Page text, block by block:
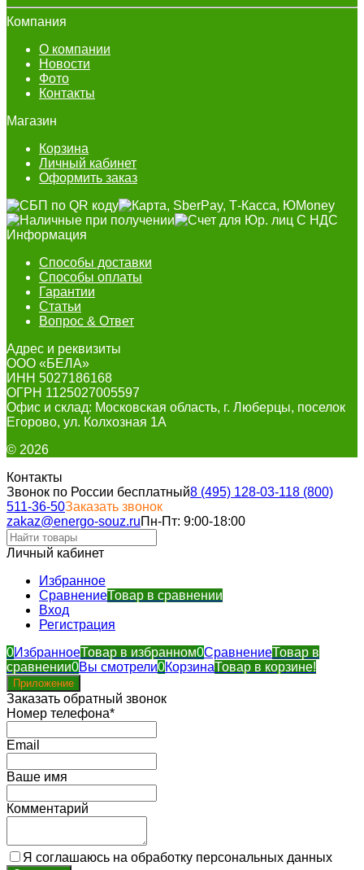
Компания
О компании
Новости
Фото
Контакты
Магазин
Корзина
Личный кабинет
Оформить заказ
Информация
Способы доставки
Способы оплаты
Гарантии
Статьи
Вопрос & Ответ
Адрес и реквизиты
ООО «БЕЛА»
ИНН 5027186168
ОГРН 1125027005597
Офис и склад: Московская область, г. Люберцы, поселок
Егорово, ул. Колхозная 1А
© 2026
Контакты
Звонок по России бесплатный8 (495) 128-03-118 (800)
511-36-50Заказать звонок
zakaz@energo-souz.ruПн-Пт: 9:00-18:00
Личный кабинет
Избранное
СравнениеТовар в сравнении
Вход
Регистрация
0ИзбранноеТовар в избранном0СравнениеТовар в
сравнении0Вы смотрели0КорзинаТовар в корзине!
Приложение
Заказать обратный звонок
Номер телефона*
Email
Ваше имя
Комментарий
Я соглашаюсь на обработку персональных данных